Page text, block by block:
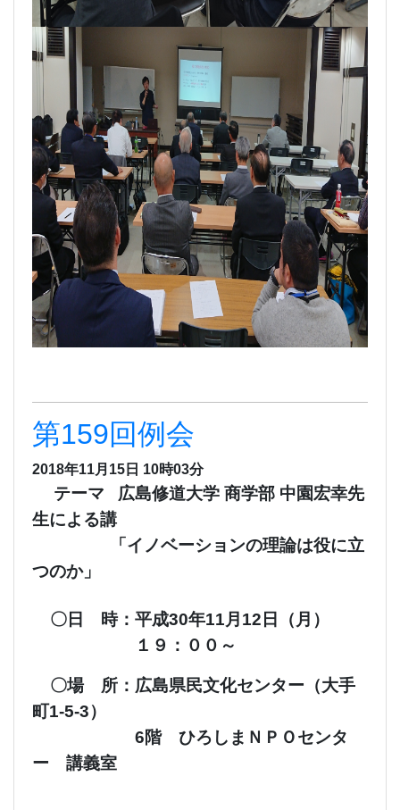
第159回例会
2018年11月15日 10時03分
テーマ 広島修道大学 商学部 中園宏幸先
生による講
「イノベーションの理論は役に立
つのか」
〇日 時：平成30年11月12日（月）
１９：００～
〇場 所：広島県民文化センター（大手
町1-5-3）
6階 ひろしまＮＰＯセンタ
ー 講義室